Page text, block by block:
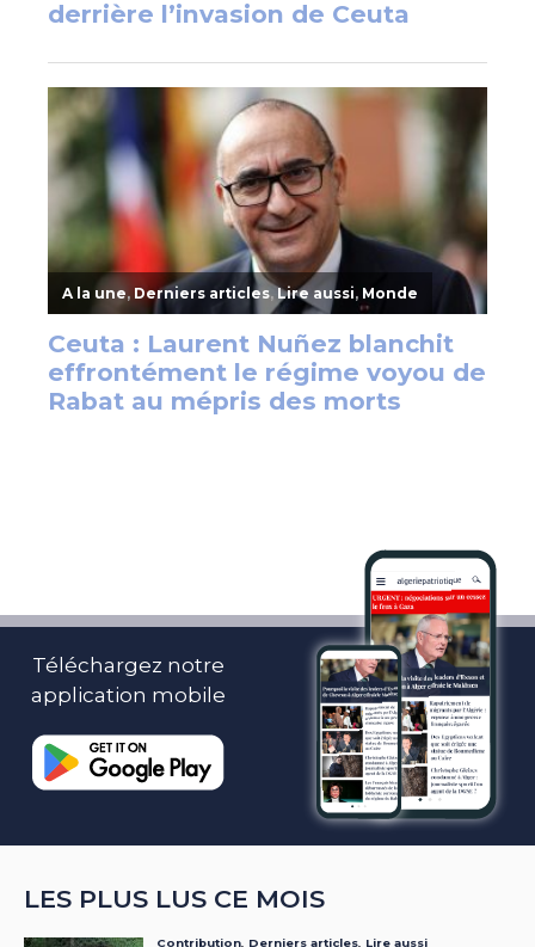
Téléchargez notre
application mobile
LES PLUS LUS CE MOIS